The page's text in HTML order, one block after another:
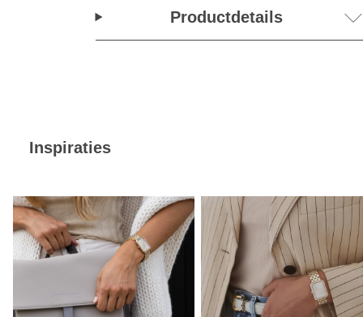
Productdetails
Inspiraties